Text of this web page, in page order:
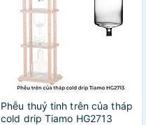
Phễu thuỷ tinh trên của tháp
cold drip Tiamo HG2713